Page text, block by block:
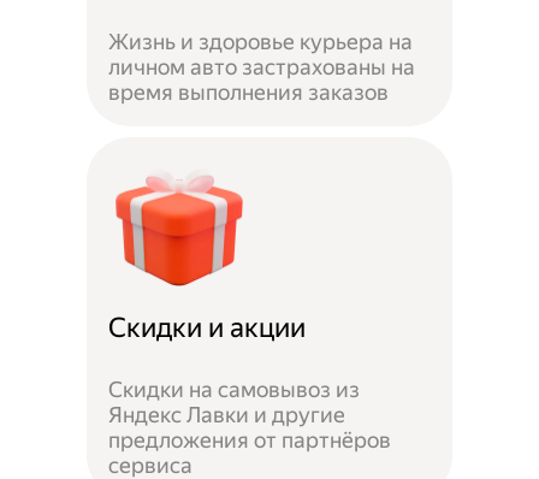
Жизнь и здоровье курьера на
личном авто застрахованы на
время выполнения заказов
Скидки и акции
Скидки на самовывоз из
Яндекс Лавки и другие
предложения от партнёров
сервиса